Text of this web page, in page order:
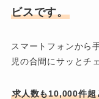
ビスです。
スマートフォンから
児の合間にサッとチ
求人数も10,000件超